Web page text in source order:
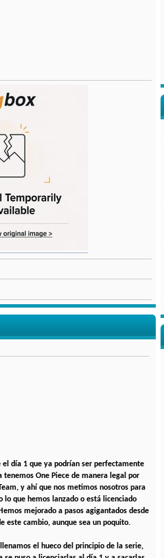
el día 1 que ya podrían ser perfectamente
One Piece de manera legal por
y ahí que nos metimos nosotros para
lo que hemos lanzado o está licenciado
mejorado a pasos agigantados desde
este cambio, aunque sea un poquito.
el hueco del principio de la serie,